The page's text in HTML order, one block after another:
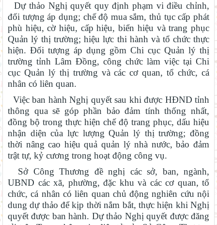
Dự thảo Nghị quyết quy định phạm vi điều chỉnh,
đối tượng áp dụng; chế độ mua sắm, thủ tục cấp phát
phù hiệu, cờ hiệu, cấp hiệu, biển hiệu và trang phục
Quản lý thị trường; hiệu lực thi hành và tổ chức thực
hiện. Đối tượng áp dụng gồm Chi cục Quản lý thị
trường tỉnh Lâm Đồng, công chức làm việc tại Chi
cục Quản lý thị trường và các cơ quan, tổ chức, cá
nhân có liên quan.
Việc ban hành Nghị quyết sau khi được HĐND tỉnh
thông qua sẽ góp phần bảo đảm tính thống nhất,
đồng bộ trong thực hiện chế độ trang phục, dấu hiệu
nhận diện của lực lượng Quản lý thị trường; đồng
thời nâng cao hiệu quả quản lý nhà nước, bảo đảm
trật tự, kỷ cương trong hoạt động công vụ.
Sở Công Thương đề nghị các sở, ban, ngành,
UBND các xã, phường, đặc khu và các cơ quan, tổ
chức, cá nhân có liên quan chủ động nghiên cứu nội
dung dự thảo để kịp thời nắm bắt, thực hiện khi Nghị
quyết được ban hành. Dự thảo Nghị quyết được đăng